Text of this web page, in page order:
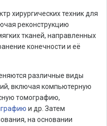
хирургических техник для
реконструкцию
тканей, направленных
конечности и её
различные виды
включая компьютерную
томографию,
и др. Затем
на основании